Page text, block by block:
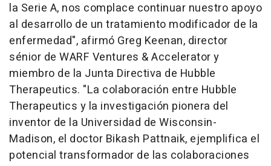
la Serie A, nos complace continuar nuestro apoyo
al desarrollo de un tratamiento modificador de la
enfermedad", afirmó Greg Keenan, director
sénior de WARF Ventures & Accelerator y
miembro de la Junta Directiva de Hubble
Therapeutics. "La colaboración entre Hubble
Therapeutics y la investigación pionera del
inventor de la Universidad de Wisconsin-
Madison, el doctor Bikash Pattnaik, ejemplifica el
potencial transformador de las colaboraciones